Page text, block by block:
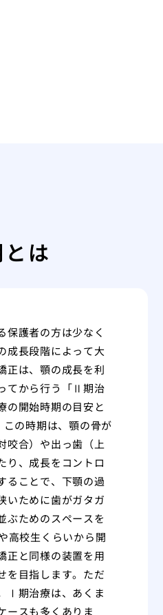
は
保護者の方は少なく
成長段階によって大
正は、顎の成長を利
てから行う「Ⅱ期治
の開始時期の目安と
の時期は、顎の骨が
咬合）や出っ歯（上
り、成長をコントロ
ることで、下顎の過
いために歯がガタガ
ぶためのスペースを
高校生くらいから開
正と同様の装置を用
を目指します。ただ
Ⅰ期治療は、あくま
ースも多くありま